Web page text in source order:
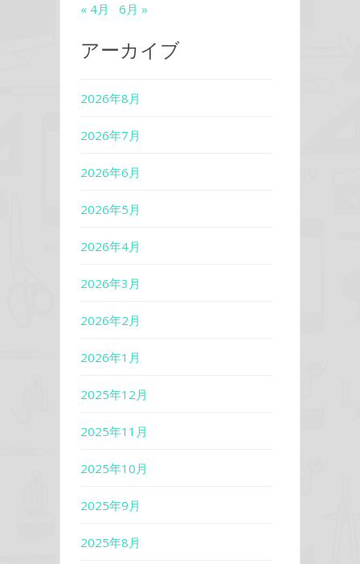
« 4月 6月 »
アーカイブ
2026年8月
2026年7月
2026年6月
2026年5月
2026年4月
2026年3月
2026年2月
2026年1月
2025年12月
2025年11月
2025年10月
2025年9月
2025年8月